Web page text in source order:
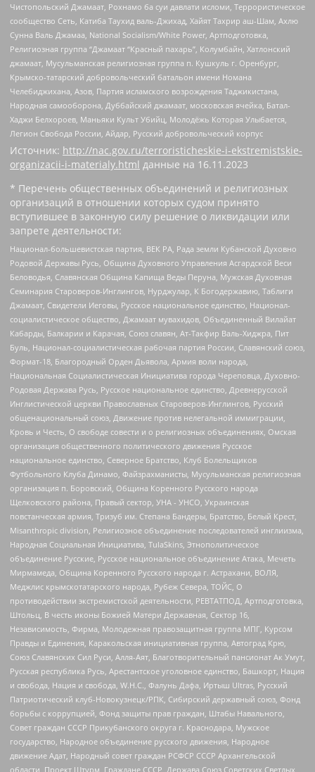
Чистопольский Джамаат, Рохнамо ба суи давлати исломи, Террористическое
сообщество Сеть, Катиба Таухид валь-Джихад, Хайят Тахрир аш-Шам, Ахлю
Сунна Валь Джамаа, National Socialism/White Power, Артподготовка,
Религиозная группа “Джамаат “Красный пахарь”, Колумбайн, Хатлонский
джамаат, Мусульманская религиозная группа п. Кушкуль г. Оренбург,
Крымско-татарский добровольческий батальон имени Номана
Челебиджихана, Азов, Партия исламского возрождения Таджикистана,
Народная самооборона, Дуббайский джамаат, московская ячейка, Батал-
Хаджи Белхороев, Маньяки Культ Убийц, Молодёжь Которая Улыбается,
Легион Свобода России, Айдар, Русский добровольческий корпус
Источник: http://nac.gov.ru/terroristicheskie-i-ekstremistskie-
organizacii-i-materialy.html данные на 16.11.2023
* Перечень общественных объединений и религиозных
организаций в отношении которых судом принято
вступившее в законную силу решение о ликвидации или
запрете деятельности:
Национал-большевистская партия, ВЕК РА, Рада земли Кубанской Духовно
Родовой Державы Русь, Община Духовного Управления Асгардской Веси
Беловодья, Славянская Община Капища Веды Перуна, Мужская Духовная
Семинария Староверов-Инглингов, Нурджулар, К Богодержавию, Таблиги
Джамаат, Свидетели Иеговы, Русское национальное единство, Национал-
социалистическое общество, Джамаат мувахидов, Объединенный Вилайат
Кабарды, Балкарии и Карачая, Союз славян, Ат-Такфир Валь-Хиджра, Пит
Буль, Национал-социалистическая рабочая партия России, Славянский союз,
Формат-18, Благородный Орден Дьявола, Армия воли народа,
Национальная Социалистическая Инициатива города Череповца, Духовно-
Родовая Держава Русь, Русское национальное единство, Древнерусской
Инглистической церкви Православных Староверов-Инглингов, Русский
общенациональный союз, Движение против нелегальной иммиграции,
Кровь и Честь, О свободе совести и о религиозных объединениях, Омская
организация общественного политического движения Русское
национальное единство, Северное Братство, Клуб Болельщиков
Футбольного Клуба Динамо, Файзрахманисты, Мусульманская религиозная
организация п. Боровский, Община Коренного Русского народа
Щелковского района, Правый сектор, УНА - УНСО, Украинская
повстанческая армия, Тризуб им. Степана Бандеры, Братство, Белый Крест,
Misanthropic division, Религиозное объединение последователей инглиизма,
Народная Социальная Инициатива, TulaSkins, Этнополитическое
объединение Русские, Русское национальное объединение Атака, Мечеть
Мирмамеда, Община Коренного Русского народа г. Астрахани, ВОЛЯ,
Меджлис крымскотатарского народа, Рубеж Севера, ТОЙС, О
противодействии экстремистской деятельности, РЕВТАТПОД, Артподготовка,
Штольц, В честь иконы Божией Матери Державная, Сектор 16,
Независимость, Фирма, Молодежная правозащитная группа МПГ, Курсом
Правды и Единения, Каракольская инициативная группа, Автоград Крю,
Союз Славянских Сил Руси, Алля-Аят, Благотворительный пансионат Ак Умут,
Русская республика Русь, Арестантское уголовное единство, Башкорт, Нация
и свобода, Нация и свобода, W.H.С., Фалунь Дафа, Иртыш Ultras, Русский
Патриотический клуб-Новокузнецк/РПК, Сибирский державный союз, Фонд
борьбы с коррупцией, Фонд защиты прав граждан, Штабы Навального,
Совет граждан СССР Прикубанского округа г. Краснодара, Мужское
государство, Народное объединение русского движения, Народное
движение Адат, Народный совет граждан РСФСР СССР Архангельской
области, Проект Штурм, Граждане СССР, Держава Союз Советских Светлых